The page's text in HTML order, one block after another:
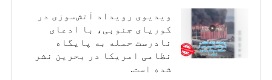
ویدیوی رویداد آتش‌سوزی در
کوریای جنوبی، با ادعای
نادرست حمله به پایگاه
نظامی امریکا در بحرین نشر
شده است.